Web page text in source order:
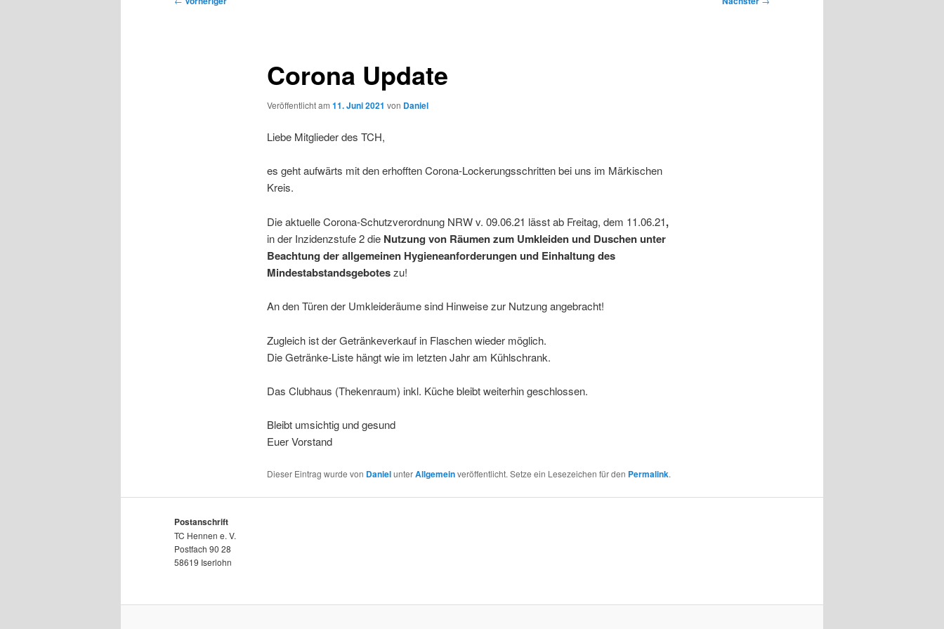
Corona Update
Veröffentlicht am 11. Juni 2021 von Daniel
Liebe Mitglieder des TCH,
es geht aufwärts mit den erhofften Corona-Lockerungsschritten bei uns im Märkischen
Kreis.
Die aktuelle Corona-Schutzverordnung NRW v. 09.06.21 lässt ab Freitag, dem 11.06.21,
in der Inzidenzstufe 2 die Nutzung von Räumen zum Umkleiden und Duschen unter
Beachtung der allgemeinen Hygieneanforderungen und Einhaltung des
Mindestabstandsgeboteszu!
An den Türen der Umkleideräume sind Hinweise zur Nutzung angebracht!
Zugleich ist der Getränkeverkauf in Flaschen wieder möglich.
Die Getränke-Liste hängt wie im letzten Jahr am Kühlschrank.
Das Clubhaus (Thekenraum) inkl. Küche bleibt weiterhin geschlossen.
Bleibt umsichtig und gesund
Euer Vorstand
Dieser Eintrag wurde von DanielunterAllgemeinveröffentlicht. Setze ein Lesezeichen für den Permalink.
Postanschrift
TC Hennen e. V.
Postfach 90 28
58619 Iserlohn